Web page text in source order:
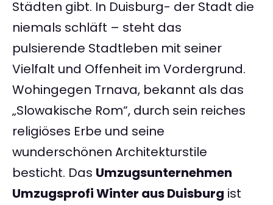
Städten gibt. In Duisburg- der Stadt die
niemals schläft – steht das
pulsierende Stadtleben mit seiner
Vielfalt und Offenheit im Vordergrund.
Wohingegen Trnava, bekannt als das
„Slowakische Rom“, durch sein reiches
religiöses Erbe und seine
wunderschönen Architekturstile
besticht. Das Umzugsunternehmen
Umzugsprofi Winter aus Duisburg ist